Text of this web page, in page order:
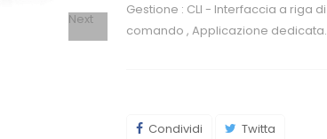
Next
Gestione : CLI - Interfaccia a riga di
comando , Applicazione dedicata.
Condividi Twitta